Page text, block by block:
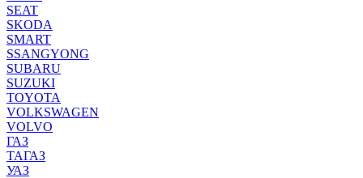
SEAT
SKODA
SMART
SSANGYONG
SUBARU
SUZUKI
TOYOTA
VOLKSWAGEN
VOLVO
ГАЗ
ТАГАЗ
УАЗ